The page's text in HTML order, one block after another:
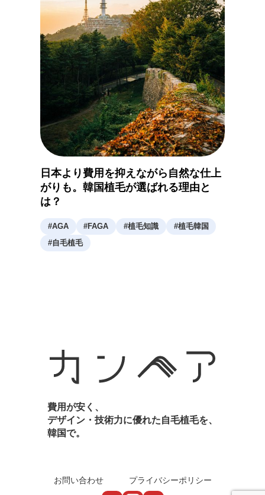
日本より費用を抑えながら自然な仕上
がりも。韓国植毛が選ばれる理由と
は？
#AGA #FAGA #植毛知識 #植毛韓国
#自毛植毛
費用が安く、
デザイン・技術力に優れた自毛植毛を、
韓国で。
お問い合わせ プライバシーポリシー